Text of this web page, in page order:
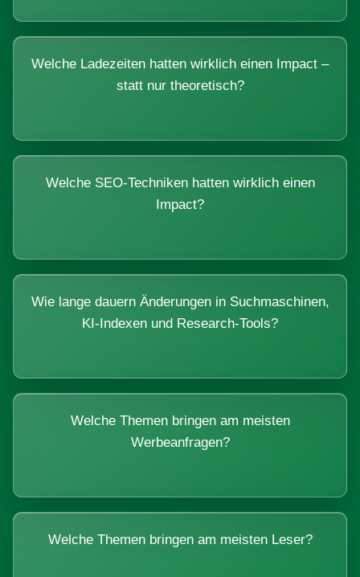
Welche Ladezeiten hatten wirklich einen Impact –
statt nur theoretisch?
Welche SEO-Techniken hatten wirklich einen
Impact?
Wie lange dauern Änderungen in Suchmaschinen,
KI-Indexen und Research-Tools?
Welche Themen bringen am meisten
Werbeanfragen?
Welche Themen bringen am meisten Leser?